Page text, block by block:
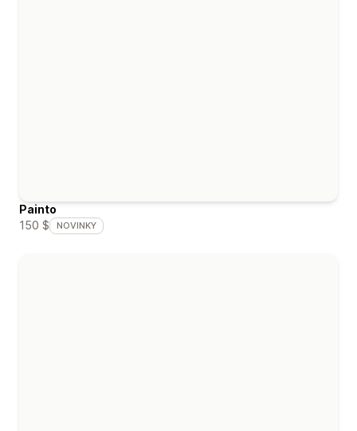
Painto
150 $
NOVINKY